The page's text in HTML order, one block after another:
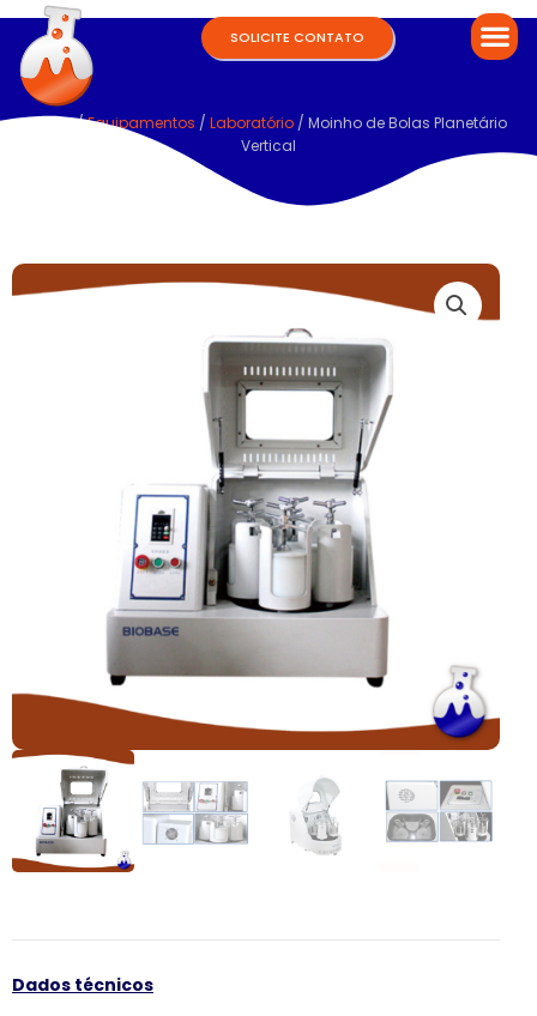
SOLICITE CONTATO
Home/Equipamentos / Laboratório / Moinho de Bolas Planetário
Vertical
Dados técnicos